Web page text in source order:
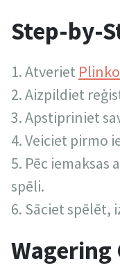
Step-by-
Atveriet Plinko
Aizpildiet
Apstipriniet
Veiciet pirmo
Pēc iemaksas
spēli.
Sāciet spēlēt,